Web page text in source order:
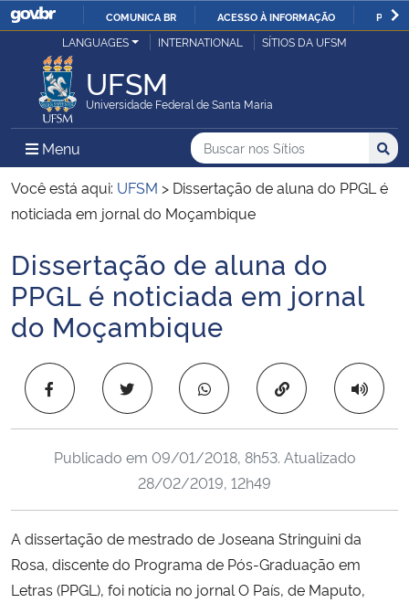
IR
COMUNICA BR ACESSO À INFORMAÇÃO
Ministério da Justiça e Segurança Pública
Ministério da Defesa
Ministério das Relações Exteriores
Ministério da Infraestrutura
Ministério da Agricultura, Pecuária e Abastecimento
Ministério da Educação
Ministério da Ciência, Tecnologia, Inovações e Comunicações
LANGUAGES INTERNATIONAL SÍTIOS DA UFSM
UFSM
Universidade Federal de Santa Maria
Menu Menu Principal do Sítio
Busca
Buscar no nos Sítios
Busca:
Você está aqui: UFSM > Dissertação de aluna do PPGL é
noticiada em jornal do Moçambique
Início do conteúdo
Dissertação de aluna do
PPGL é noticiada em jornal
do Moçambique
Copiar para área
Publicado em 09/01/2018, 8h53. Atualizado
28/02/2019, 12h49
A dissertação de mestrado de Joseana Stringuini da
Rosa, discente do Programa de Pós-Graduação em
Letras (PPGL), foi notícia no jornal O País, de Maputo,